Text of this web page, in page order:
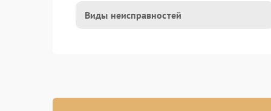
Виды неисправностей